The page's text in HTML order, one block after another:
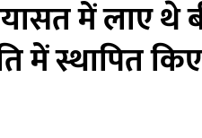
में लाए थे
में स्थापित